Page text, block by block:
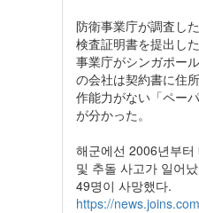
防衛事業庁が調査し
検査証明書を提出し
事業庁がシンガポー
の会社は契約書に住
作能力がない「ペー
が分かった。
해군에선 2006년부
및 추돌 사고가 일어
49명이 사망했다.
https://